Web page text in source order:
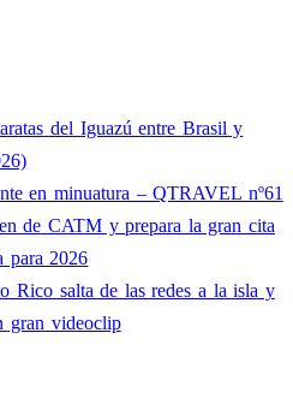
del Iguazú entre Brasil y
en minuatura – QTRAVEL nº61
de CATM y prepara la gran cita
para 2026
Rico salta de las redes a la isla y
gran videoclip